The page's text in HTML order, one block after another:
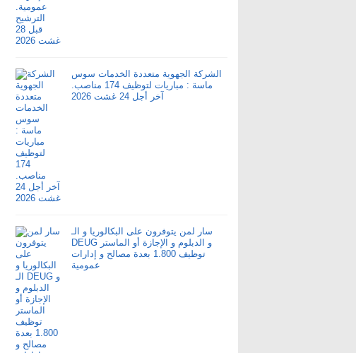
الشركة الجهوية متعددة الخدمات سوس
ماسة : مباريات لتوظيف 174 مناصب.
آخر أجل 24 غشت 2026
سار لمن يتوفرون على البكالوريا و الـ
DEUG و الدبلوم و الإجازة أو الماستر
توظيف 1.800 بعدة مصالح و إدارات
عمومية